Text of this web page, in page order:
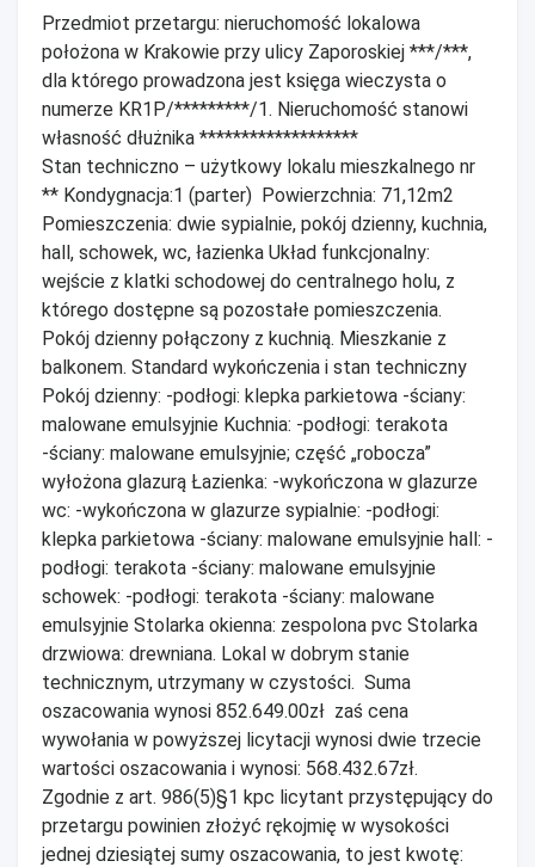
Przedmiot przetargu: nieruchomość lokalowa
położona w Krakowie przy ulicy Zaporoskiej ***/***,
dla którego prowadzona jest księga wieczysta o
numerze KR1P/*********/1. Nieruchomość stanowi
własność dłużnika *******************
Stan techniczno – użytkowy lokalu mieszkalnego nr
** Kondygnacja:1 (parter) Powierzchnia: 71,12m2
Pomieszczenia: dwie sypialnie, pokój dzienny, kuchnia,
hall, schowek, wc, łazienka Układ funkcjonalny:
wejście z klatki schodowej do centralnego holu, z
którego dostępne są pozostałe pomieszczenia.
Pokój dzienny połączony z kuchnią. Mieszkanie z
balkonem. Standard wykończenia i stan techniczny
Pokój dzienny: -podłogi: klepka parkietowa -ściany:
malowane emulsyjnie Kuchnia: -podłogi: terakota
-ściany: malowane emulsyjnie; część „robocza”
wyłożona glazurą Łazienka: -wykończona w glazurze
wc: -wykończona w glazurze sypialnie: -podłogi:
klepka parkietowa -ściany: malowane emulsyjnie hall: -
podłogi: terakota -ściany: malowane emulsyjnie
schowek: -podłogi: terakota -ściany: malowane
emulsyjnie Stolarka okienna: zespolona pvc Stolarka
drzwiowa: drewniana. Lokal w dobrym stanie
technicznym, utrzymany w czystości. Suma
oszacowania wynosi 852.649.00zł zaś cena
wywołania w powyższej licytacji wynosi dwie trzecie
wartości oszacowania i wynosi: 568.432.67zł.
Zgodnie z art. 986(5)§1 kpc licytant przystępujący do
przetargu powinien złożyć rękojmię w wysokości
jednej dziesiątej sumy oszacowania, to jest kwotę: